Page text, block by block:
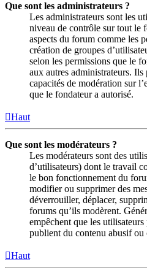
Que sont les administrateurs ?
Les administrateurs sont les
niveau de contrôle sur tout le
aspects du forum comme les
création de groupes
selon les permissions que le
aux autres administrateurs.
capacités de modération sur
que le fondateur a autorisé.
Haut
Que sont les modérateurs ?
Les modérateurs sont des
d’utilisateurs) dont le travail
le bon fonctionnement du
modifier ou supprimer des
déverrouiller, déplacer,
forums qu’ils modèrent.
empêchent que les utilisateurs
publient du contenu abusif ou
Haut